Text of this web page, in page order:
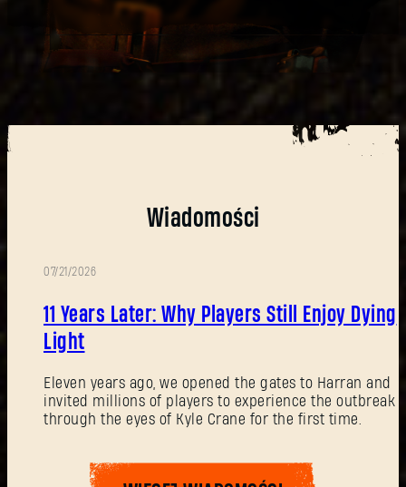
Wiadomości
07/21/2026
11 Years Later: Why Players Still Enjoy Dying
Light
Eleven years ago, we opened the gates to Harran and
invited millions of players to experience the outbreak
through the eyes of Kyle Crane for the first time.